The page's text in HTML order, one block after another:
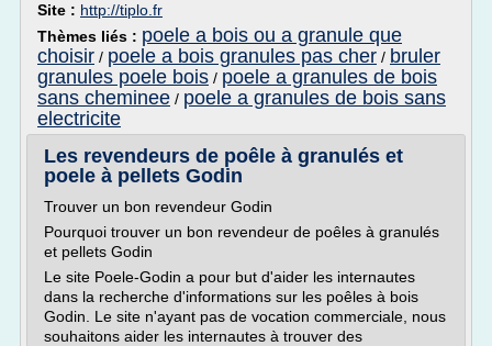
Site : http://tiplo.fr
Thèmes liés : poele a bois ou a granule que
choisir / poele a bois granules pas cher / bruler
granules poele bois / poele a granules de bois
sans cheminee / poele a granules de bois sans
electricite
Les revendeurs de poêle à granulés et
poele à pellets Godin
Trouver un bon revendeur Godin
Pourquoi trouver un bon revendeur de poêles à granulés
et pellets Godin
Le site Poele-Godin a pour but d'aider les internautes
dans la recherche d'informations sur les poêles à bois
Godin. Le site n'ayant pas de vocation commerciale, nous
souhaitons aider les internautes à trouver des